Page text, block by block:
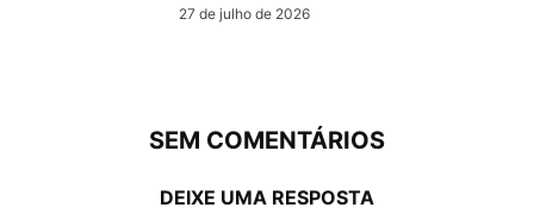
27 de julho de 2026
SEM COMENTÁRIOS
DEIXE UMA RESPOSTA